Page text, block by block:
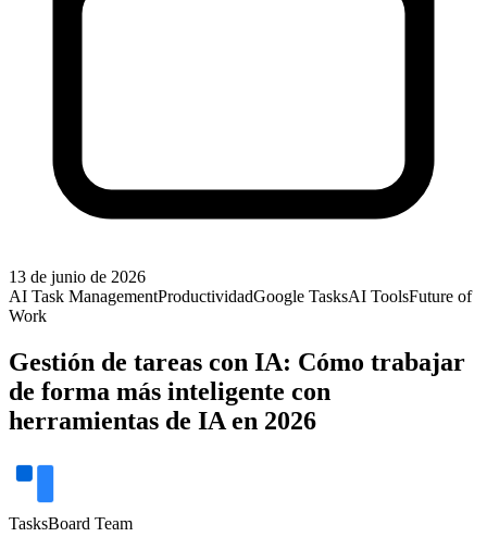
13 de junio de 2026
AI Task ManagementProductividadGoogle TasksAI ToolsFuture of
Work
Gestión de tareas con IA: Cómo trabajar
de forma más inteligente con
herramientas de IA en 2026
TasksBoard Team